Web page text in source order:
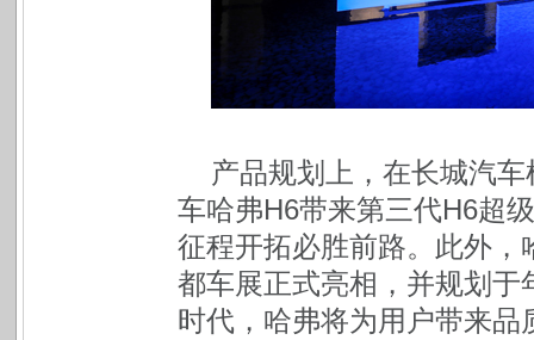
产品规划上，在长城汽
车哈弗H6带来第三代H6超
征程开拓必胜前路。此外
都车展正式亮相，并规划
时代，哈弗将为用户带来